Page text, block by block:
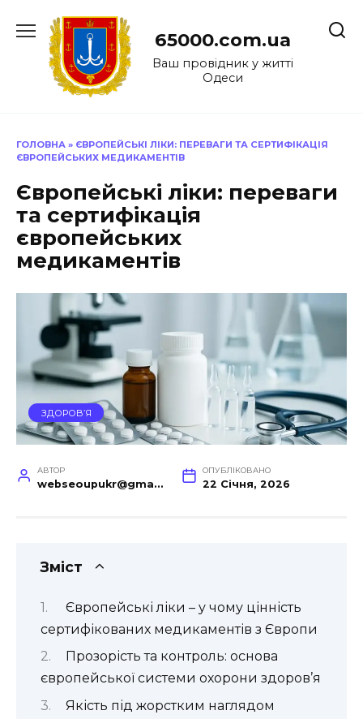
до
65000.com.ua
Ваш провідник у житті
Одеси
ГОЛОВНА » ЄВРОПЕЙСЬКІ ЛІКИ: ПЕРЕВАГИ ТА СЕРТИФІКАЦІЯ
ЄВРОПЕЙСЬКИХ МЕДИКАМЕНТІВ
Європейські ліки: переваги
та сертифікація
європейських
медикаментів
ЗДОРОВ’Я
АВТОР
webseoupukr@gmail.com
ОПУБЛІКОВАНО
22 Січня, 2026
Зміст
Європейські ліки – у чому цінність
сертифікованих медикаментів з Європи
Прозорість та контроль: основа
європейської системи охорони здоров’я
Якість під жорстким наглядом